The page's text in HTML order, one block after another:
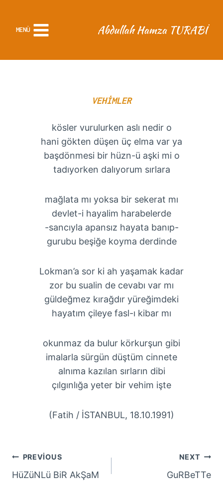
MENÜ
VEHİMLER
kösler vurulurken aslı nedir o
hani gökten düşen üç elma var ya
başdönmesi bir hüzn-ü aşki mi o
tadıyorken dalıyorum sırlara
mağlata mı yoksa bir sekerat mı
devlet-i hayalim harabelerde
-sancıyla apansız hayata banıp-
gurubu beşiğe koyma derdinde
Lokman’a sor ki ah yaşamak kadar
zor bu sualin de cevabı var mı
güldeğmez kırağdır yüreğimdeki
hayatım çileye fasl-ı kibar mı
okunmaz da bulur körkurşun gibi
imalarla sürgün düştüm cinnete
alnıma kazılan sırların dibi
çılgınlığa yeter bir vehim işte
(Fatih / İSTANBUL, 18.10.1991)
PREVIOUS
HüZüNLü BiR AkŞaM
NEXT
GuRBeTTe